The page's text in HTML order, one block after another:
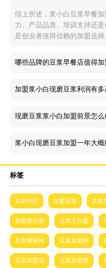
综上所述，浆小白豆浆早餐
力、产品品质、培训支持还
是创业者值得信赖的加盟选择
哪些品牌的豆浆早餐店值得加
加盟浆小白现磨豆浆利润有多
现磨豆浆浆小白加盟前景怎么
浆小白现磨豆浆加盟一年大
标签
豆浆代理 加盟豆浆 豆浆
加盟磨豆浆 豆浆王加盟
豆浆哪家好 豆浆加盟网
豆浆加盟店 豆浆加盟费